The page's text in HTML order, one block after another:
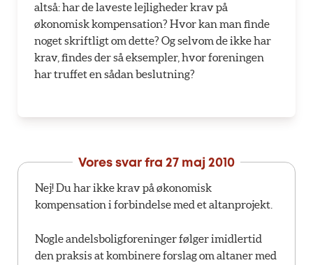
altså: har de laveste lejligheder krav på
økonomisk kompensation? Hvor kan man finde
noget skriftligt om dette? Og selvom de ikke har
krav, findes der så eksempler, hvor foreningen
har truffet en sådan beslutning?
Vores svar fra 27 maj 2010
Nej! Du har ikke krav på økonomisk
kompensation i forbindelse med et altanprojekt.
Nogle andelsboligforeninger følger imidlertid
den praksis at kombinere forslag om altaner med